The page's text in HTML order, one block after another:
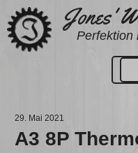
Zum
Inhalt
springen
Jones'
Perfektion
29. Mai 2021
A3 8P